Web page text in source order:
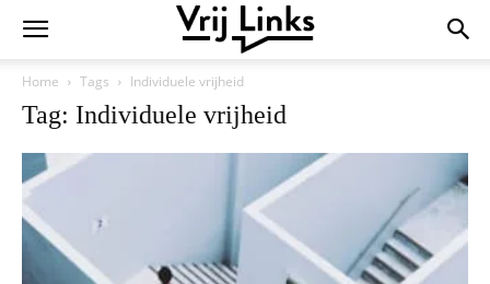
Home Tags Individuele vrijheid
Tag: Individuele vrijheid